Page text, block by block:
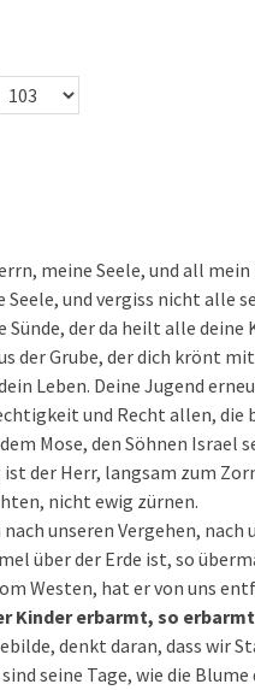
meine Seele, und all
Seele, und vergiss nicht alle
Sünde, der da heilt alle deine
der Grube, der dich krönt
Leben. Deine Jugend
und Recht allen, die
Mose, den Söhnen Israel
der Herr, langsam zum
nicht ewig zürnen.
unseren Vergehen,
über der Erde ist, so
Westen, hat er von uns
Kinder erbarmt, so
denkt daran, dass wir
seine Tage, wie die